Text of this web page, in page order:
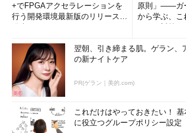
+でFPGAアクセラレーションを
行う開発環境最新版のリリースを
原則」――ガ
から学ぶ、こ
翌朝、引き締まる肌。ゲラン、
の新ナイトケア
PR(ゲラン｜美的.com)
これだけはやっておきたい！
に役立つグループポリシー設定